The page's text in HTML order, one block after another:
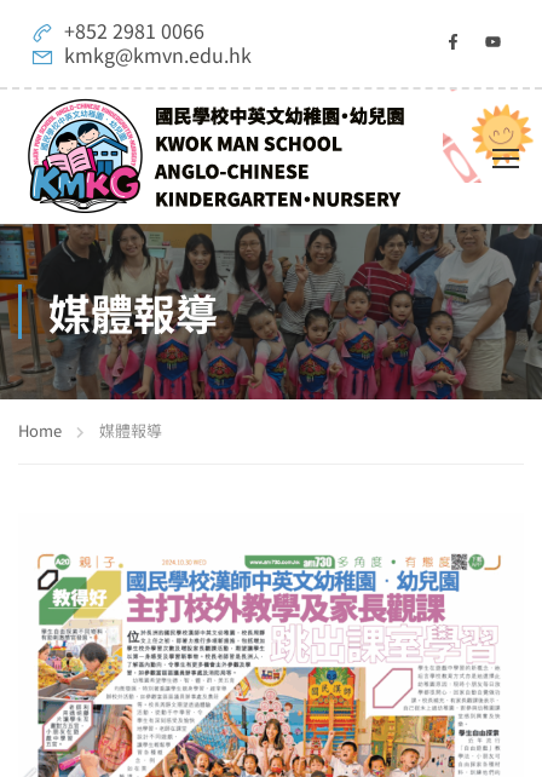
+852 2981 0066
kmkg@kmvn.edu.hk
媒體報導
Home 媒體報導